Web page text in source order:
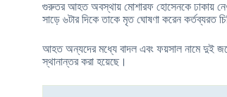
গুরুতর আহত অবস্থায় মোশারফ হোসেনকে ঢাকায়
সাড়ে ৬টার দিকে তাকে মৃত ঘোষণা করেন কর্তব্যরত
আহত অন্যদের মধ্যে বাদল এবং ফয়সাল নামে দুই
স্থানান্তর করা হয়েছে।